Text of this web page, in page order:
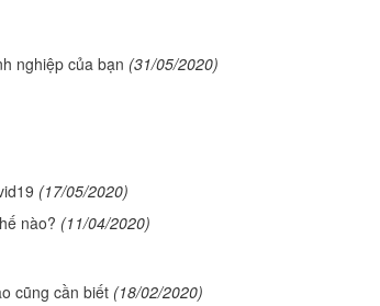
nghiệp của bạn (31/05/2020)
(17/05/2020)
nào? (11/04/2020)
cũng cần biết (18/02/2020)